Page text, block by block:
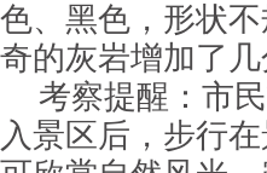
色、黑色，形状
奇的灰岩增加了几
考察提醒：市
入景区后，步行